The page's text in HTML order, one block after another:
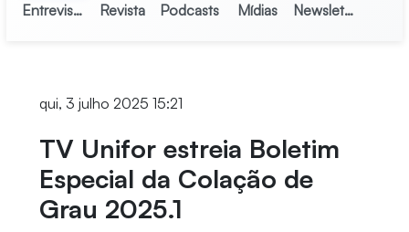
Entrevistas Revista Podcasts Mídias Newsletter
qui, 3 julho 2025 15:21
TV Unifor estreia Boletim
Especial da Colação de
Grau 2025.1